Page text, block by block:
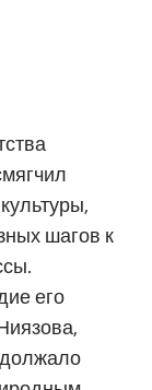
шагов к
его